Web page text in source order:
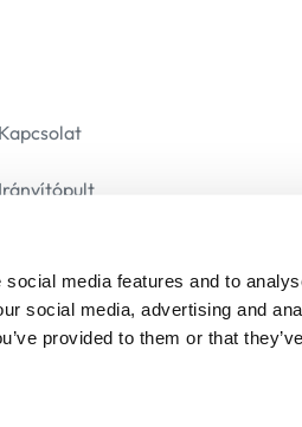
media features and to
social media, advertising and
provided to them or that
Kapcsolat
Irányítópult